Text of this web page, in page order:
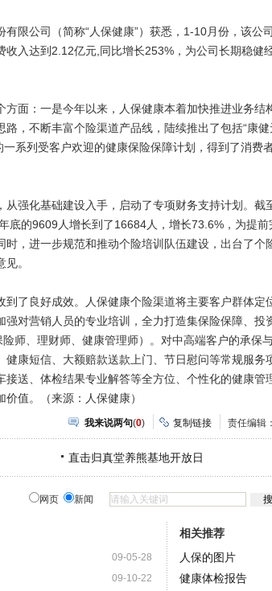
公司（简称“人保健康”）获悉，1-10月份，该公
收入达到2.12亿元,同比增长253%，为公司长期稳健
面：一是今年以来，人保健康本着加快推进业务结
，不断丰富个险渠道产品线，陆续推出了包括“康健
一系列受客户欢迎的健康保险保障计划，得到了消费
强化基础建设入手，启动了专项财务支持计划。截
底的9609人增长到了16684人，增长73.6%，为提前
时，进一步规范和推动个险培训队伍建设，出台了个
。
了良好成效。人保健康个险渠道将主要客户群体定
对营销人员的专业培训，全力打造集保险保障、投
师、理财师、健康管理师）。对中高端客户的承保
康短信、大额赔款送款上门、节日慰问等常规服务
送、体检结果专业解答等全方位、个性化的健康管
值。（来源：人保健康）
我来说两句(0) 复制链接 责任编辑
直击归真堂养熊基地开放日
网页 新闻
09-05-28
09-10-22
相关推荐
人保的图片
健康体检报告